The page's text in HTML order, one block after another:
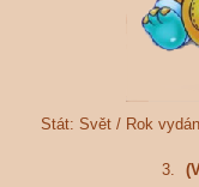
Stát: Svět / Rok
3.